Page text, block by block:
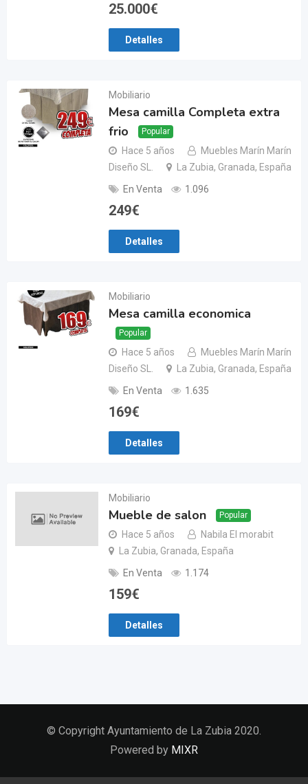
25.000€
Detalles
Mobiliario
Mesa camilla Completa extra
frio
Popular
Hace 5 años
Muebles Marín Marín
Diseño SL.
La Zubia, Granada, España
En Venta
1.096
249€
Detalles
Mobiliario
Mesa camilla economica
Popular
Hace 5 años
Muebles Marín Marín
Diseño SL.
La Zubia, Granada, España
En Venta
1.635
169€
Detalles
Mobiliario
Mueble de salon Popular
Hace 5 años
Nabila El morabit
La Zubia, Granada, España
En Venta
1.174
159€
Detalles
© Copyright Ayuntamiento de La Zubia 2020.
Powered by MIXR